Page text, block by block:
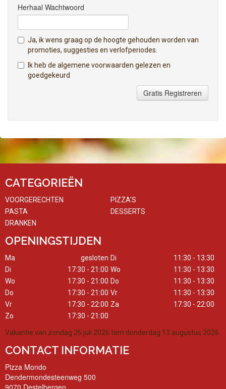
Herhaal Wachtwoord
Ja, ik wens graag op de hoogte gehouden worden van
promoties, suggesties en verlofperiodes.
Ik heb de algemene voorwaarden gelezen en
goedgekeurd
Gratis Registreren
CATEGORIEËN
VOORGERECHTEN
PIZZA'S
PASTA
DESSERTS
DRANKEN
OPENINGSTIJDEN
Ma gesloten Di
11:30 - 13:30
Di
17:30 - 21:00 Wo
11:30 - 13:30
Wo
17:30 - 21:00 Do
11:30 - 13:30
Do
17:30 - 21:00 Vr
11:30 - 13:30
Vr
17:30 - 22:00 Za
17:30 - 22:00
Zo
17:30 - 21:00
Vakantie van zondag 26 juli 2026 tem donderdag 13 augustus 2026
CONTACT INFORMATIE
Pizza Mondo
Dendermondesteenweg 500
9070 Destelbergen